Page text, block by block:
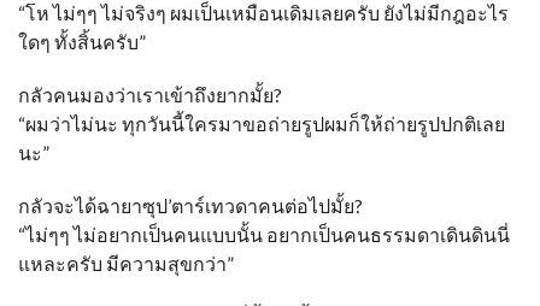
“โห ไม่ๆๆ ไม่จริงๆ ผมเป็นเหมือนเดิมเลยครับ ยังไม่มีกฎอะไร
ใดๆ ทั้งสิ้นครับ”
กลัวคนมองว่าเราเข้าถึงยากมั้ย?
“ผมว่าไม่นะ ทุกวันนี้ใครมาขอถ่ายรูปผมก็ให้ถ่ายรูปปกติเลย
นะ”
กลัวจะได้ฉายาซุป’ตาร์เทวดาคนต่อไปมั้ย?
“ไม่ๆๆ ไม่อยากเป็นคนแบบนั้น อยากเป็นคนธรรมดาเดินดินนี่
แหละครับ มีความสุขกว่า”